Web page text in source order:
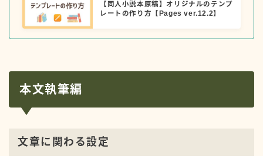
【同人小説本原稿】オリジナルのテンプ
レートの作り方【Pages ver.12.2】
本文執筆編
文章に関わる設定